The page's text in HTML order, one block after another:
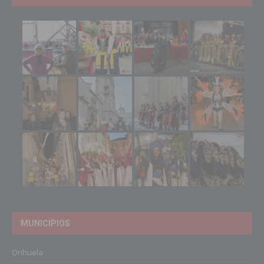
MUNICIPIOS
Orihuela